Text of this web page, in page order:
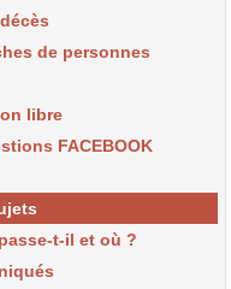
de personnes
libre
FACEBOOK
t-il et où ?